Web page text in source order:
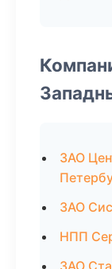
ЗАО
ЗАО
НПП
ЗАО